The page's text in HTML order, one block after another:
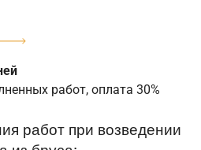
работ, оплата 30%
работ при возведении